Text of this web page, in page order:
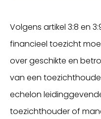
Volgens artikel 3:8 en
financieel toezicht
over geschikte en
van een
echelon
toezichthouder of